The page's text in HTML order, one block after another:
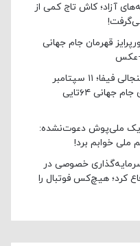
آزاد؛ کاش تاج کمی از
قهرمان جام جهانی
افشای سند جنجالی فیفا؛ ۱۱ سپتامبر
تعداد تیم‌های جام جهانی ۶۴تایی
یک ملی‌پوش دعوت‌نشده:
ملی خوابم برد!
خصوصی در
کرد؛ هیچ‌کس فوتبال را